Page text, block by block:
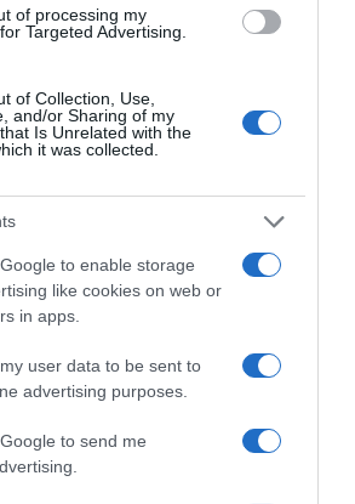
of processing my
Targeted Advertising.
of Collection, Use,
and/or Sharing of my
Is Unrelated with the
it was collected.
to enable storage
like cookies on web or
in apps.
user data to be sent to
advertising purposes.
to send me
e Acari - 65 cm Regolabile,
Efficace e Sicuro 100%
|Gatti |
Prodotti per animali domestici |
Antiparassitari |Collari antiparassitari
Cani - 8 Mesi di Protezione
contro Pulci, Zecche, Zanzare
e Acari - 65 cm Regolabile,
Naturali (1, BIANCO, 65CM)